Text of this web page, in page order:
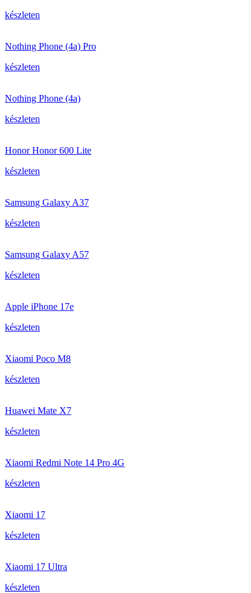
készleten
Nothing Phone (4a) Pro
készleten
Nothing Phone (4a)
készleten
Honor Honor 600 Lite
készleten
Samsung Galaxy A37
készleten
Samsung Galaxy A57
készleten
Apple iPhone 17e
készleten
Xiaomi Poco M8
készleten
Huawei Mate X7
készleten
Xiaomi Redmi Note 14 Pro 4G
készleten
Xiaomi 17
készleten
Xiaomi 17 Ultra
készleten